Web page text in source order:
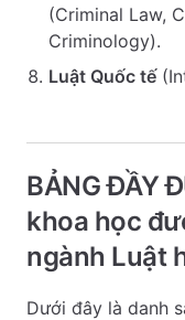
(Criminal Law,
Criminology).
Luật Quốc tế
BẢNG ĐẦY
khoa học
ngành Luật
Dưới đây là danh